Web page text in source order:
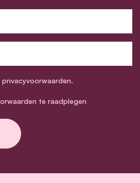
te raadplegen